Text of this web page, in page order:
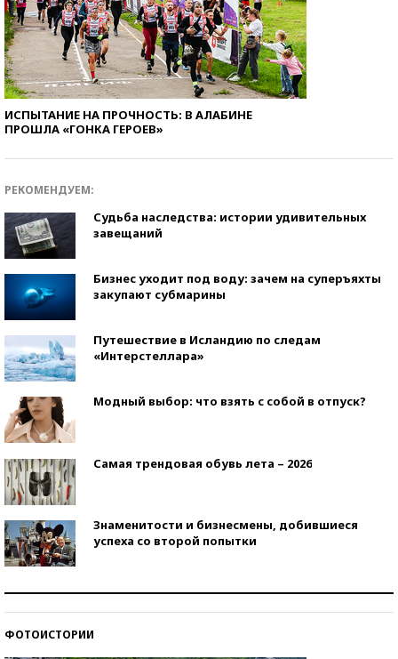
ИСПЫТАНИЕ НА ПРОЧНОСТЬ: В АЛАБИНЕ
ПРОШЛА «ГОНКА ГЕРОЕВ»
РЕКОМЕНДУЕМ:
Судьба наследства: истории удивительных
завещаний
Бизнес уходит под воду: зачем на суперъяхты
закупают субмарины
Путешествие в Исландию по следам
«Интерстеллара»
Модный выбор: что взять с собой в отпуск?
Самая трендовая обувь лета – 2026
Знаменитости и бизнесмены, добившиеся
успеха со второй попытки
ФОТОИСТОРИИ